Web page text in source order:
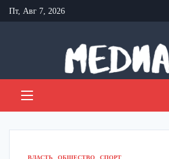
Перейти
к
Пт, Авг 7, 2026
ВЛАСТЬ ОБЩЕСТВО СПОРТ